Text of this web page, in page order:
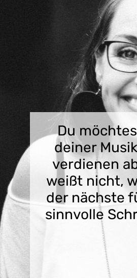
Du
deiner
verdienen
weißt nicht,
der nächste
sinnvolle